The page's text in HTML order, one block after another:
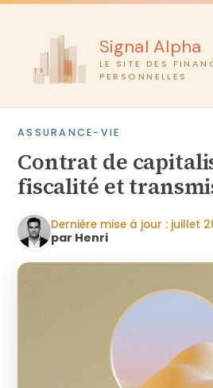
Aller
Signal Alpha
LE SITE DES
PERSONNELLES
ASSURANCE-VIE
Contrat de
fiscalité et
Dernière mise à jour : juillet
par Henri